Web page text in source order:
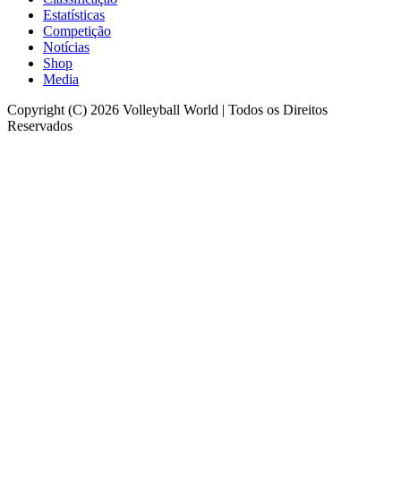
Estatísticas
Competição
Notícias
Shop
Media
Copyright (C) 2026 Volleyball World | Todos os Direitos
Reservados